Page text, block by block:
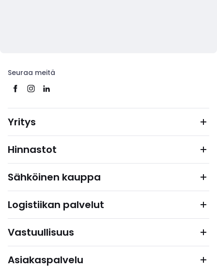
Seuraa meitä
Yritys
Hinnastot
Sähköinen kauppa
Logistiikan palvelut
Vastuullisuus
Asiakaspalvelu